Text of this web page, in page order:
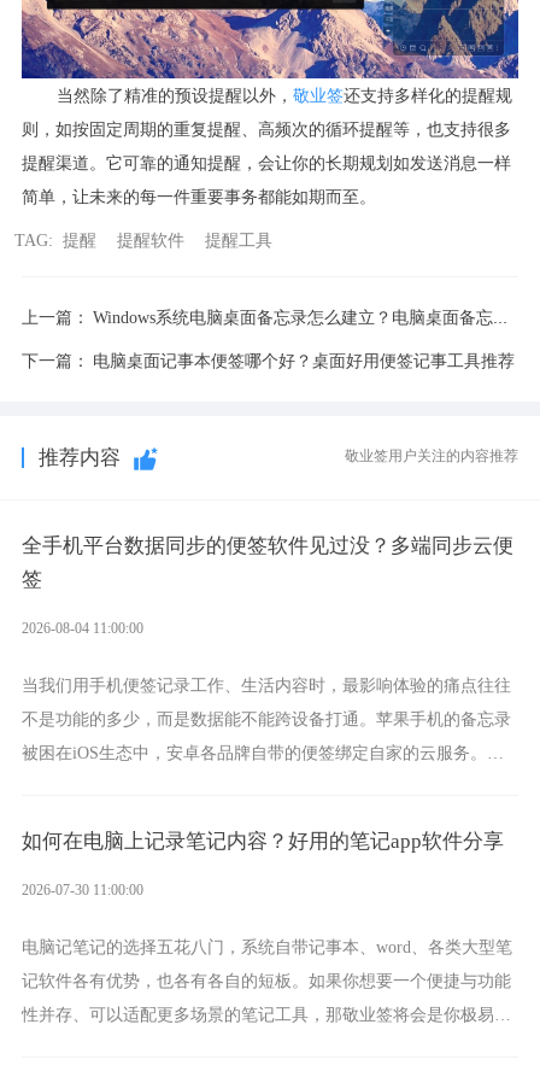
当然除了精准的预设提醒以外， 敬业签还支持多样化的提醒规
则，如按固定周期的重复提醒、高频次的循环提醒等，也支持很多
提醒渠道。它可靠的通知提醒，会让你的长期规划如发送消息一样
简单，让未来的每一件重要事务都能如期而至。
TAG: 提醒 提醒软件 提醒工具
上一篇： Windows系统电脑桌面备忘录怎么建立？电脑桌面备忘录设置方法
下一篇： 电脑桌面记事本便签哪个好？桌面好用便签记事工具推荐
推荐内容 敬业签用户关注的内容推荐
全手机平台数据同步的便签软件见过没？多端同步云便
签
2026-08-04 11:00:00
当我们用手机便签记录工作、生活内容时，最影响体验的痛点往往
不是功能的多少，而是数据能不能跨设备打通。苹果手机的备忘录
被困在iOS生态中，安卓各品牌自带的便签绑定自家的云服务。而
如何在电脑上记录笔记内容？好用的笔记app软件分享
2026-07-30 11:00:00
电脑记笔记的选择五花八门，系统自带记事本、word、各类大型笔
记软件各有优势，也各有各自的短板。如果你想要一个便捷与功能
性并存、可以适配更多场景的笔记工具，那敬业签将会是你极易上